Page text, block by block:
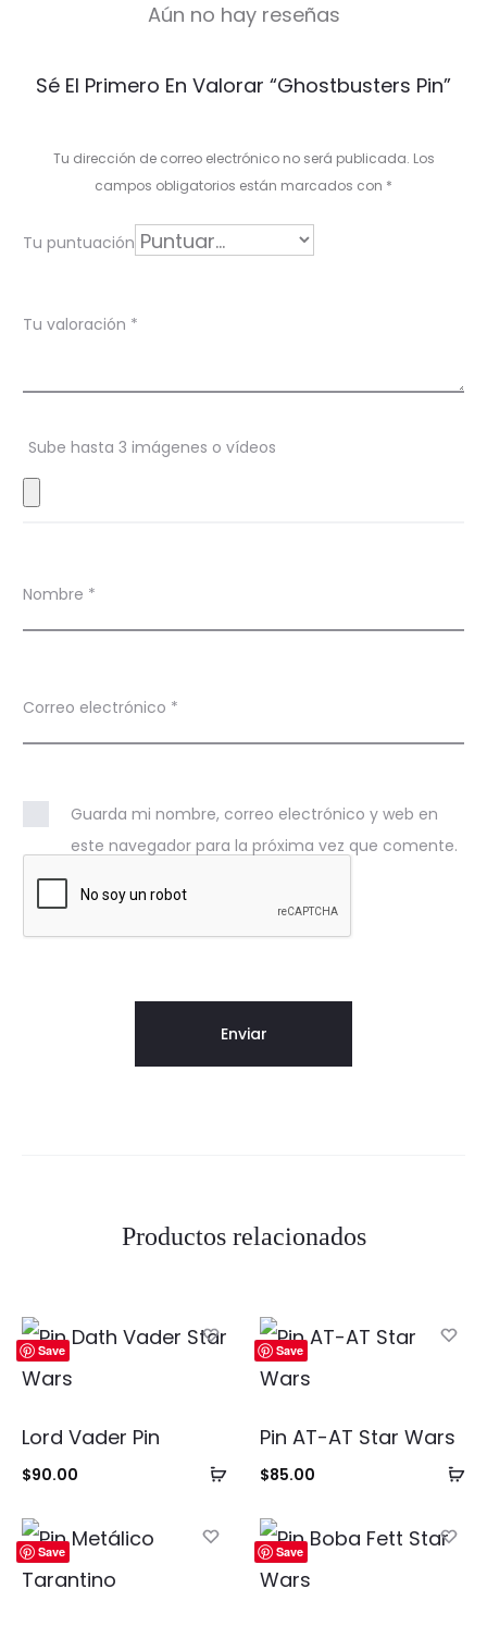
V
a
r
i
o
e
s
Aún no hay reseñas
Sé El Primero En Valorar “Ghostbusters Pin”
Tu dirección de correo electrónico no será publicada. Los
campos obligatorios están marcados con *
Tu puntuación
Tu valoración *
Sube hasta 3 imágenes o vídeos
Nombre *
Correo electrónico *
Guarda mi nombre, correo electrónico y web en
este navegador para la próxima vez que comente.
Productos relacionados
Save
Añadir
carrito
Lord Vader Pin
$90.00
Save
Pin AT-AT Star Wars
$85.00
Save Save